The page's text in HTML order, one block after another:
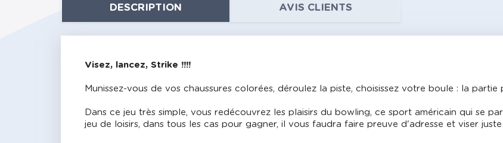
DESCRIPTION AVIS CLIENTS
Visez, lancez, Strike !!!!
Munissez-vous de vos chaussures colorées, déroulez la piste, choisissez votre boule : la partie
Dans ce jeu très simple, vous redécouvrez les plaisirs du bowling, ce sport américain qui se
jeu de loisirs, dans tous les cas pour gagner, il vous faudra faire preuve d'adresse et viser juste